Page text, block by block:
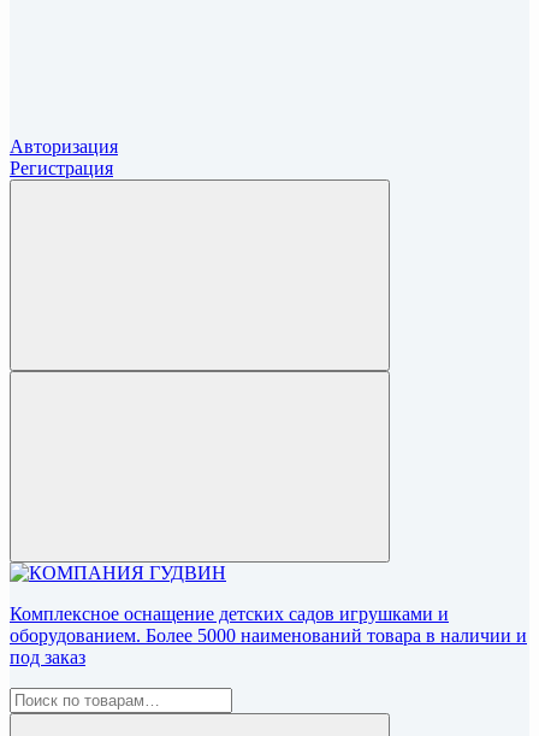
Авторизация
Регистрация
Комплексное оснащение детских садов игрушками и
оборудованием. Более 5000 наименований товара в наличии и
под заказ